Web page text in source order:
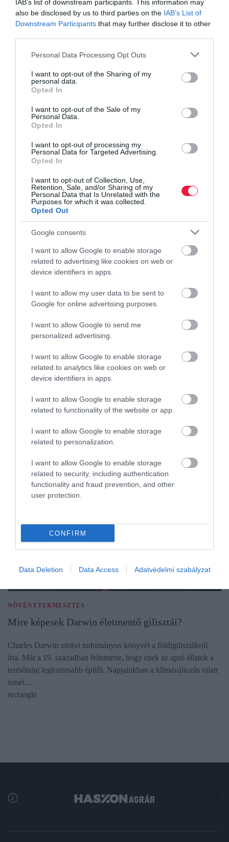
IAB’s list of downstream participants. This information may
also be disclosed by us to third parties on the IAB’s List of
Downstream Participants that may further disclose it to other
Please note that this website/app uses one or more Google
not limited to your visit or usage behaviour. You may click to
grant or deny consent to Google and its third-party tags to
use your data for below specified purposes in below Google
consent section.
Personal Data Processing Opt Outs
I want to opt-out of the Sharing of my
personal data.
Opted In
I want to opt-out of the Sale of my
Personal Data.
Opted In
I want to opt-out of processing my
Personal Data for Targeted Advertising.
Opted In
I want to opt-out of Collection, Use,
Retention, Sale, and/or Sharing of my
Personal Data that Is Unrelated with the
Purposes for which it was collected.
Opted Out
Google consents
I want to allow Google to enable storage
related to advertising like cookies on web or
device identifiers in apps.
I want to allow my user data to be sent to
Google for online advertising purposes.
I want to allow Google to send me
personalized advertising.
I want to allow Google to enable storage
related to analytics like cookies on web or
device identifiers in apps.
I want to allow Google to enable storage
related to functionality of the website or app.
I want to allow Google to enable storage
related to personalization.
I want to allow Google to enable storage
related to security, including authentication
functionality and fraud prevention, and other
user protection.
CONFIRM
Data Deletion Data Access Adatvédelmi szabályzat
AGRÁR
Szuperélelmiszer, megfizethető és bolygóbarát:
ezért egyél babot
A világ azon részein, ahol a legmagasabb a százévesek aránya,
naponta fogyasztanak babféléket, amelyek óvják egészségünket és
a leginkább fenntartható élelmiszerek közé tartoznak.
NÖVÉNYTERMESZTÉS
Mire képesek Darwin életmentő gilisztái?
Charles Darwin utolsó tudományos könyvét a földigilisztákról
írta. Már a 19. században felismerte, hogy ezek az apró állatok a
termőtalaj legfontosabb építői. Napjainkban a klímaváltozás miatt
ismét…
rectangle